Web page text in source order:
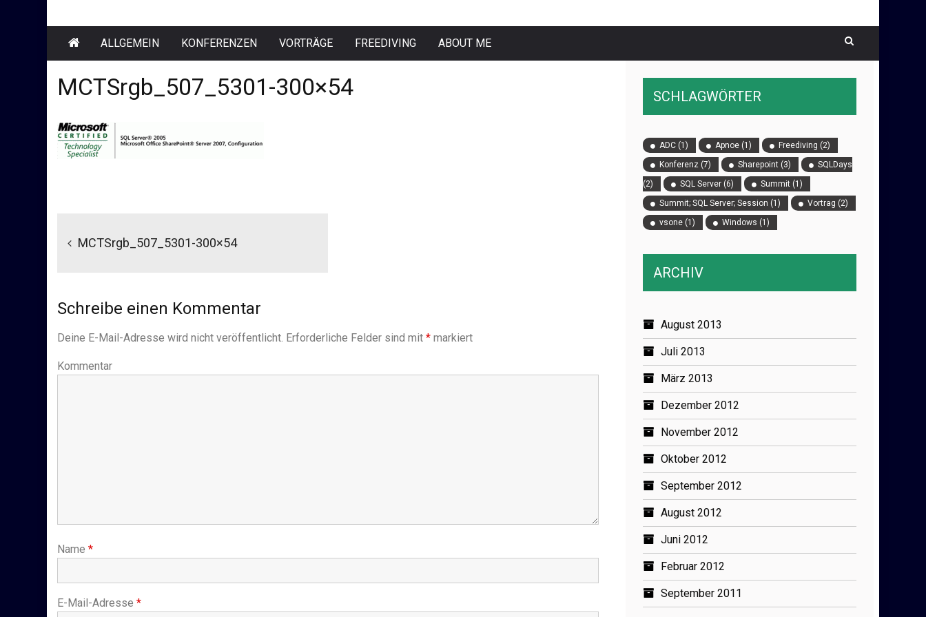
ALLGEMEIN KONFERENZEN VORTRÄGE FREEDIVING ABOUT ME
MCTSrgb_507_5301-300×54
MCTSrgb_507_5301-300×54
Schreibe einen Kommentar
Deine E-Mail-Adresse wird nicht veröffentlicht. Erforderliche Felder sind mit * markiert
Kommentar
Name *
E-Mail-Adresse *
SCHLAGWÖRTER
ADC (1) Apnoe (1) Freediving (2)
Konferenz (7) Sharepoint (3)
SQLDays
(2)
SQL Server (6) Summit (1)
Summit; SQL Server; Session (1) Vortrag (2)
vsone (1) Windows (1)
ARCHIV
August 2013
Juli 2013
März 2013
Dezember 2012
November 2012
Oktober 2012
September 2012
August 2012
Juni 2012
Februar 2012
September 2011